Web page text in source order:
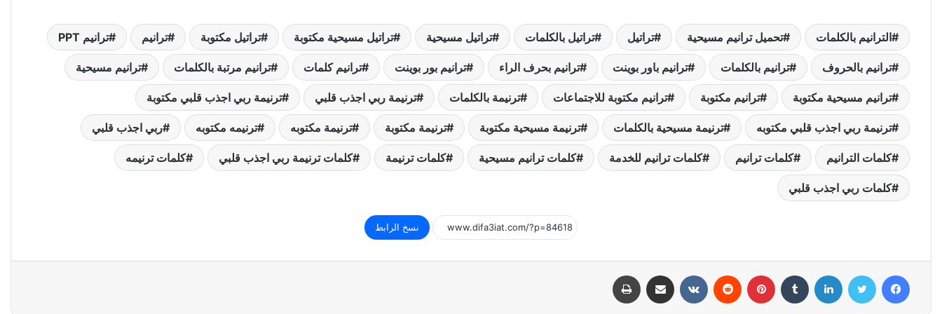
الترانيم بالكلمات تحميل ترانيم مسيحية تراتيل تراتيل بالكلمات تراتيل مسيحية تراتيل مسيحية مكتوبة تراتيل مكتوبة ترانيم ترانيم PPT
ترانيم بالحروف ترانيم بالكلمات ترانيم باور بوينت ترانيم بحرف الراء ترانيم بور بوينت ترانيم كلمات ترانيم مرتبة بالكلمات ترانيم مسيحية
ترانيم مسيحية مكتوبة ترانيم مكتوبة ترانيم مكتوبة للاجتماعات ترنيمة بالكلمات ترنيمة ربي اجذب قلبي ترنيمة ربي اجذب قلبي مكتوبة
ترنيمة ربي اجذب قلبي مكتوبه ترنيمة مسيحية بالكلمات ترنيمة مسيحية مكتوبة ترنيمة مكتوبة ترنيمة مكتوبه ترنيمه مكتوبه ربي اجذب قلبي
كلمات الترانيم كلمات ترانيم كلمات ترانيم للخدمة كلمات ترانيم مسيحية كلمات ترنيمة كلمات ترنيمة ربي اجذب قلبي كلمات ترنيمه
كلمات ربي اجذب قلبي
نسخ الرابط
فيسبوك تويتر لينكدإن بينتيريست مشاركة عبر البريد